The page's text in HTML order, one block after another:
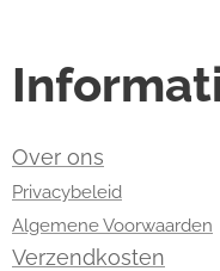
Over ons
Privacybeleid
Algemene Voorwaarden
Verzendkosten